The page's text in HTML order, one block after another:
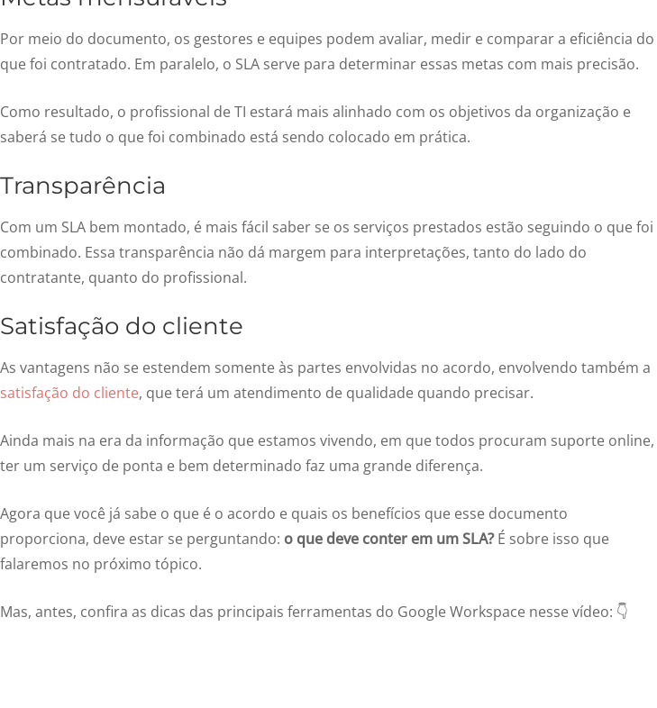
Por meio do documento, os gestores e equipes podem avaliar, medir e comparar a eficiência do
que foi contratado. Em paralelo, o SLA serve para determinar essas metas com mais precisão.
Como resultado, o profissional de TI estará mais alinhado com os objetivos da organização e
saberá se tudo o que foi combinado está sendo colocado em prática.
Transparência
Com um SLA bem montado, é mais fácil saber se os serviços prestados estão seguindo o que foi
combinado. Essa transparência não dá margem para interpretações, tanto do lado do
contratante, quanto do profissional.
Satisfação do cliente
As vantagens não se estendem somente às partes envolvidas no acordo, envolvendo também a
satisfação do cliente, que terá um atendimento de qualidade quando precisar.
Ainda mais na era da informação que estamos vivendo, em que todos procuram suporte online,
ter um serviço de ponta e bem determinado faz uma grande diferença.
Agora que você já sabe o que é o acordo e quais os benefícios que esse documento
proporciona, deve estar se perguntando: o que deve conter em um SLA?É sobre isso que
falaremos no próximo tópico.
Mas, antes, confira as dicas das principais ferramentas do Google Workspace nesse vídeo: 👇